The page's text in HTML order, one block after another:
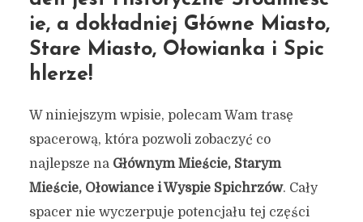
ie, a dokładniej Główne Miasto,
Stare Miasto, Ołowianka i Spic
hlerze!
W niniejszym wpisie, polecam Wam trasę
spacerową, która pozwoli zobaczyć co
najlepsze na Głównym Mieście, Starym
Mieście, Ołowiance i Wyspie Spichrzów. Cały
spacer nie wyczerpuje potencjału tej części